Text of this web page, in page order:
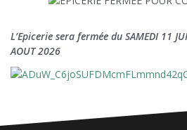
L’Epicerie sera fermée du SAMEDI 11
AOUT 2026